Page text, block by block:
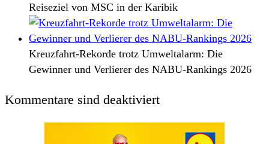
Reiseziel von MSC in der Karibik
Kreuzfahrt-Rekorde trotz Umweltalarm: Die
Gewinner und Verlierer des NABU-Rankings 2026
Kommentare sind deaktiviert